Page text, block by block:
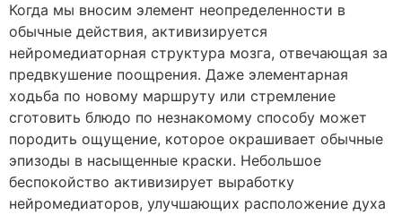
Когда мы вносим элемент неопределенности в
обычные действия, активизируется
нейромедиаторная структура мозга, отвечающая за
предвкушение поощрения. Даже элементарная
ходьба по новому маршруту или стремление
сготовить блюдо по незнакомому способу может
породить ощущение, которое окрашивает обычные
эпизоды в насыщенные краски. Небольшое
беспокойство активизирует выработку
нейромедиаторов, улучшающих расположение духа